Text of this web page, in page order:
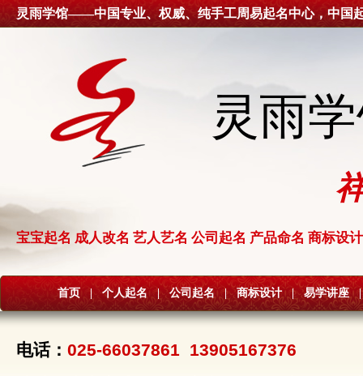
灵雨学馆——中国专业、权威、纯手工周易起名中心，中国
灵雨
宝宝起名 成人改名 艺人艺名 公司起名 产品命名 商标设计
首页 | 个人起名 | 公司起名 | 商标设计 | 易学讲座 |
电话： 025-66037861 13905167376